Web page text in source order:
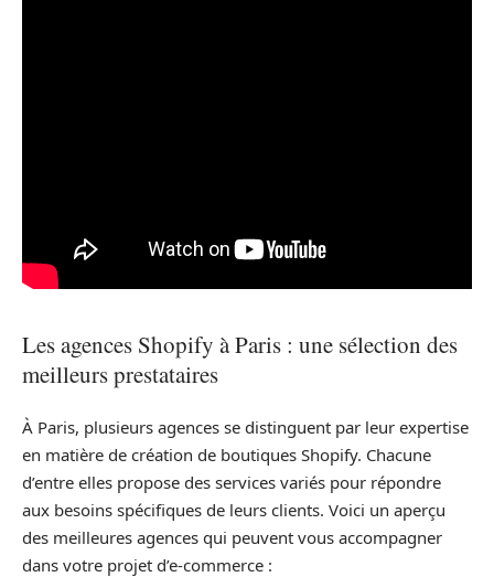
Les agences Shopify à Paris : une sélection des
meilleurs prestataires
À Paris, plusieurs agences se distinguent par leur expertise
en matière de création de boutiques Shopify. Chacune
d’entre elles propose des services variés pour répondre
aux besoins spécifiques de leurs clients. Voici un aperçu
des meilleures agences qui peuvent vous accompagner
dans votre projet d’e-commerce :